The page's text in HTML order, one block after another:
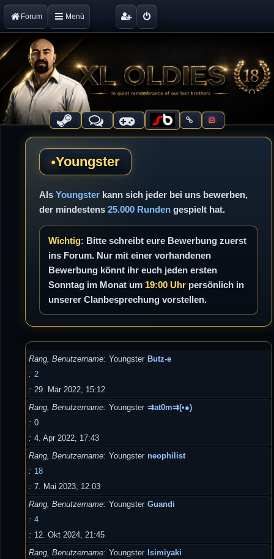
Forum Menü
Youngster
AlsYoungster kann sich jeder bei uns bewerben,
der mindestens25.000 Runden gespielt hat.
Wichtig: Bitte schreibt eure Bewerbung zuerst
ins Forum. Nur mit einer vorhandenen
Bewerbung könnt ihr euch jeden ersten
Sonntag im Monat um 19:00 Uhr persönlich in
unserer Clanbesprechung vorstellen.
Rang, Benutzername Youngster Butz-e
2
29. Mär 2022, 15:12
Rang, Benutzername Youngster ⇉at0m⇉(•●)
0
4. Apr 2022, 17:43
Rang, Benutzername Youngster neophilist
18
7. Mai 2023, 12:03
Rang, Benutzername Youngster Guandi
4
12. Okt 2024, 21:45
Rang, Benutzername Youngster Isimiyaki